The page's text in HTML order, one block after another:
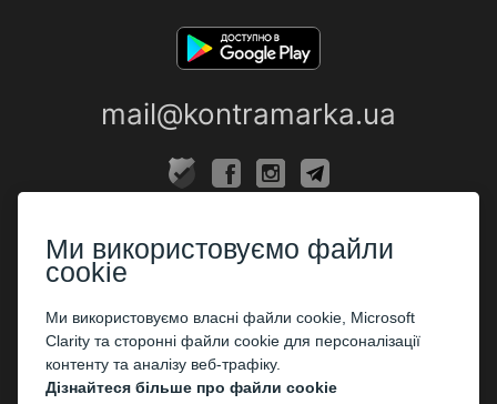
mail@kontramarka.ua
Каси
ПАРТНЕРАМ
Організаторам
Корпоративним клієнтам
Ми використовуємо файли
cookie
Ми використовуємо власні файли cookie, Microsoft
Clarity та сторонні файли cookie для персоналізації
контенту та аналізу веб-трафіку.
Дізнайтеся більше про файли cookie